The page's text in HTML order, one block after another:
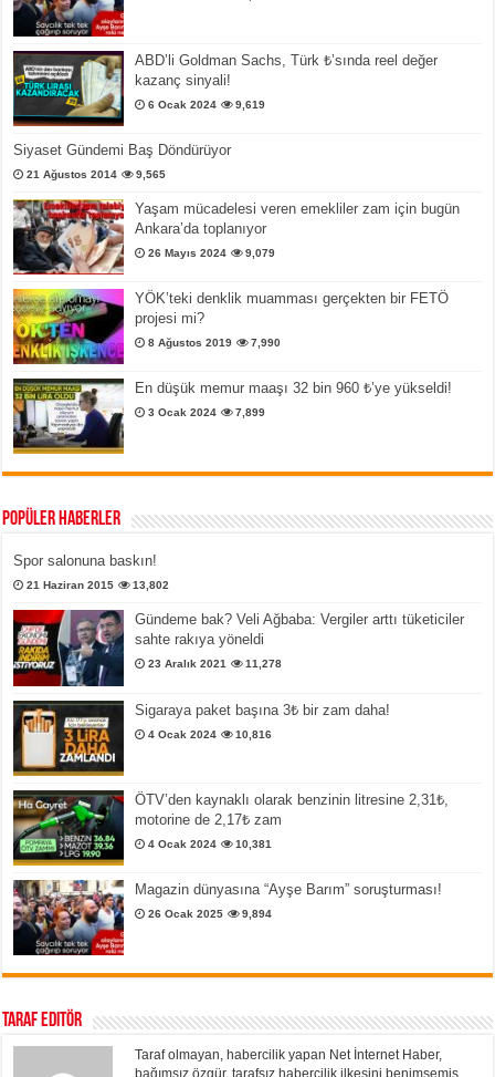
ABD’li Goldman Sachs, Türk ₺’sında reel değer
kazanç sinyali!
6 Ocak 2024 9,619
Siyaset Gündemi Baş Döndürüyor
21 Ağustos 2014 9,565
Yaşam mücadelesi veren emekliler zam için bugün
Ankara’da toplanıyor
26 Mayıs 2024 9,079
YÖK’teki denklik muamması gerçekten bir FETÖ
projesi mi?
8 Ağustos 2019 7,990
En düşük memur maaşı 32 bin 960 ₺’ye yükseldi!
3 Ocak 2024 7,899
Popüler Haberler
Spor salonuna baskın!
21 Haziran 2015 13,802
Gündeme bak? Veli Ağbaba: Vergiler arttı tüketiciler
sahte rakıya yöneldi
23 Aralık 2021 11,278
Sigaraya paket başına 3₺ bir zam daha!
4 Ocak 2024 10,816
ÖTV’den kaynaklı olarak benzinin litresine 2,31₺,
motorine de 2,17₺ zam
4 Ocak 2024 10,381
Magazin dünyasına “Ayşe Barım” soruşturması!
26 Ocak 2025 9,894
Taraf Editör
Taraf olmayan, habercilik yapan Net İnternet Haber,
bağımsız özgür, tarafsız habercilik ilkesini benimsemiş